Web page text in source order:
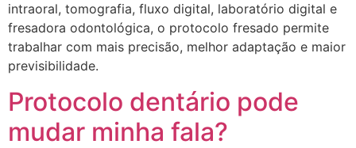
intraoral, tomografia, fluxo digital, laboratório digital e
fresadora odontológica, o protocolo fresado permite
trabalhar com mais precisão, melhor adaptação e maior
previsibilidade.
Protocolo dentário pode
mudar minha fala?